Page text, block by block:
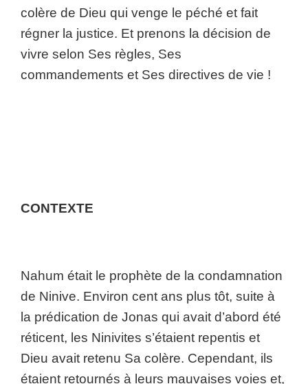
colère de Dieu qui venge le péché et fait
régner la justice. Et prenons la décision de
vivre selon Ses règles, Ses
commandements et Ses directives de vie !
CONTEXTE
Nahum était le prophète de la condamnation
de Ninive. Environ cent ans plus tôt, suite à
la prédication de Jonas qui avait d’abord été
réticent, les Ninivites s’étaient repentis et
Dieu avait retenu Sa colère. Cependant, ils
étaient retournés à leurs mauvaises voies et,